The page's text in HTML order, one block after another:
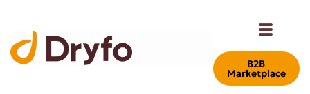
Β2Β
Marketplace